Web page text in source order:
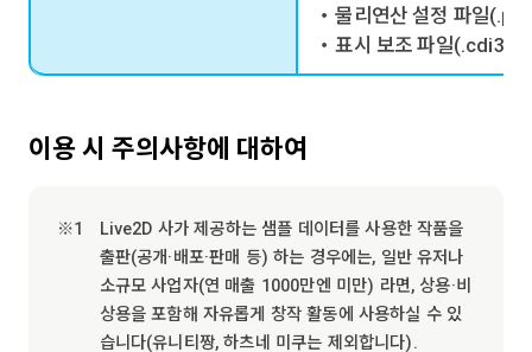
・물리연산 설정 파일
・표시 보조 파일
이용 시 주의사항에 대하여
Live2D 사가 제공하는 샘플 데이터를 사용한 작품을
출판(공개·배포·판매 등) 하는 경우에는, 일반 유저나
소규모 사업자(연 매출 1000만엔 미만) 라면, 상용·비
상용을 포함해 자유롭게 창작 활동에 사용하실 수 있
습니다(유니티짱, 하츠네 미쿠는 제외합니다).